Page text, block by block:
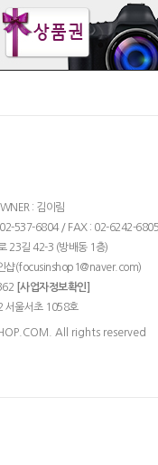
: 김이림
02-537-6804 / FAX : 02-6242-6805
23길 42-3 (방배동 1층)
샵(focusinshop1@naver.com)
[사업자정보확인]
서울서초 1058호
All rights reserved